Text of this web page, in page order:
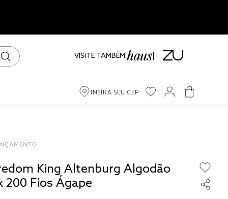
VISITE TAMBÉM:
INSIRA SEU CEP
King Altenburg Algodão
200 Fios Ágape